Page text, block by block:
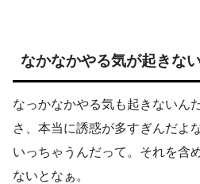
なかなかやる気が起きな
なっかなかやる気も起きないん
さ、本当に誘惑が多すぎんだよ
いっちゃうんだって。それを含
ないとなぁ。